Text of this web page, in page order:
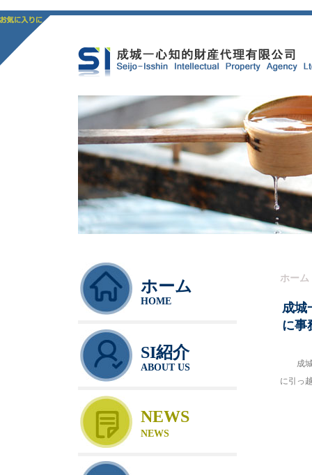
ホーム
HOME
SI紹介
ABOUT US
NEWS
NEWS
ホーム
成城
に事
成
に引っ